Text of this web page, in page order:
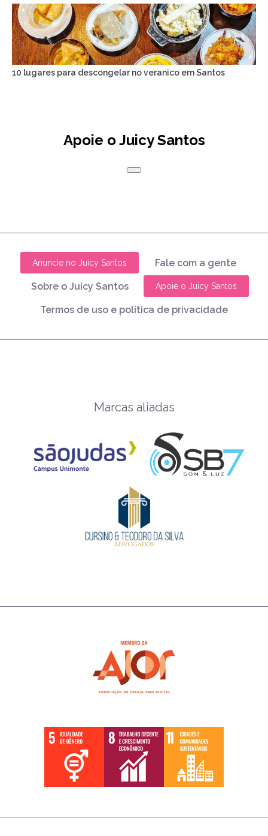
10 lugares para descongelar no veranico em Santos
Apoie o Juicy Santos
Anuncie no Juicy Santos Fale com a gente
Sobre o Juicy Santos Apoie o Juicy Santos
Termos de uso e política de privacidade
Marcas aliadas